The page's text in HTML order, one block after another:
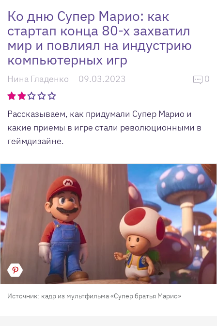
Ко дню Супер Марио: как
стартап конца 80-х захватил
мир и повлиял на индустрию
компьютерных игр
Нина Гладенко 09.03.2023 0
Рассказываем, как придумали Супер Марио и
какие приемы в игре стали революционными в
геймдизайне.
Источник: кадр из мультфильма «Супер братья Марио»